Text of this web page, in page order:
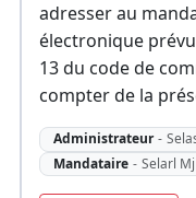
adresser au
électronique
13 du code de
compter de la
Administrateur -
Mandataire - Selarl